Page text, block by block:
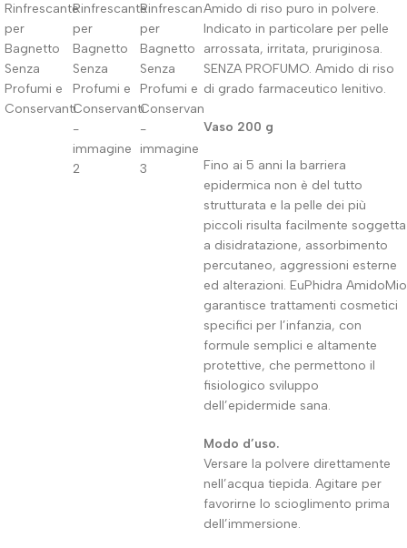
Amido di riso puro in polvere.
Indicato in particolare per pelle
arrossata, irritata, pruriginosa.
SENZA PROFUMO. Amido di riso
di grado farmaceutico lenitivo.
Vaso 200 g
Fino ai 5 anni la barriera
epidermica non è del tutto
strutturata e la pelle dei più
piccoli risulta facilmente soggetta
a disidratazione, assorbimento
percutaneo, aggressioni esterne
ed alterazioni. EuPhidra AmidoMio
garantisce trattamenti cosmetici
specifici per l’infanzia, con
formule semplici e altamente
protettive, che permettono il
fisiologico sviluppo
dell’epidermide sana.
Modo d’uso.
Versare la polvere direttamente
nell’acqua tiepida. Agitare per
favorirne lo scioglimento prima
dell’immersione.